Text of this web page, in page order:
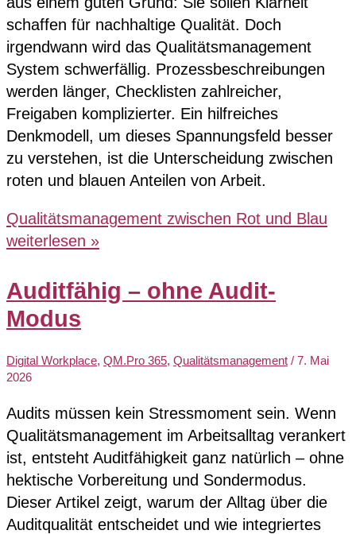
schaffen für nachhaltige Qualität. Doch
irgendwann wird das Qualitätsmanagement
System schwerfällig. Prozessbeschreibungen
werden länger, Checklisten zahlreicher,
Freigaben komplizierter. Ein hilfreiches
Denkmodell, um dieses Spannungsfeld besser
zu verstehen, ist die Unterscheidung zwischen
roten und blauen Anteilen von Arbeit.
Qualitätsmanagement zwischen Rot und Blau
weiterlesen »
Auditfähig – ohne Audit-
Modus
Digital Workplace, QM.Pro 365, Qualitätsmanagement / 7. Mai
2026
Audits müssen kein Stressmoment sein. Wenn
Qualitätsmanagement im Arbeitsalltag verankert
ist, entsteht Auditfähigkeit ganz natürlich – ohne
hektische Vorbereitung und Sondermodus.
Dieser Artikel zeigt, warum der Alltag über die
Auditqualität entscheidet und wie integriertes